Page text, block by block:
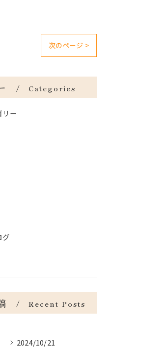
次のページ >
Categories
ー
グ
Recent Posts
2024/10/21